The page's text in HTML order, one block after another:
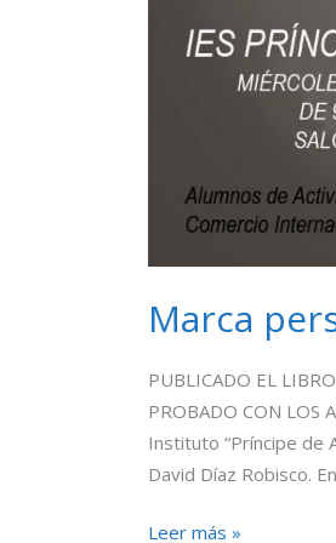
Marca
PUBLICADO EL
PROBADO CON LOS
Instituto “Príncipe de
David Díaz Robisco.
Leer más »